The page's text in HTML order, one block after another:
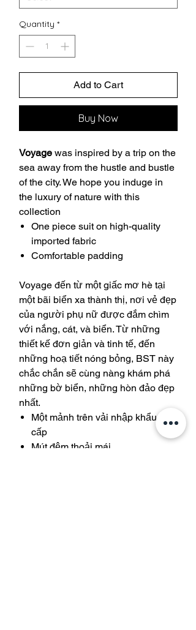
Quantity *
Add to Cart
Buy Now
Voyage was inspired by a trip on the
sea away from the hustle and bustle
of the city. We hope you induge in
the luxury of nature with this
collection
One piece suit on high-quality
imported fabric
Comfortable padding
Voyage đến từ một giấc mơ hè tại
một bãi biển xa thành thị, nơi vẻ đẹp
của người phụ nữ được đắm chìm
với nắng, cát, và biển. Từ những
thiết kế đơn giản và tinh tế, đến
những hoạ tiết nóng bỏng, BST này
chắc chắn sẽ cùng nàng khám phá
những bờ biển, những hòn đảo đẹp
nhất.
Một mảnh trên vải nhập khẩu cao
cấp
Mút đệm thoải mái